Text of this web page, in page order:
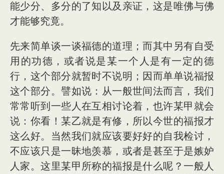
能少分、多分的了知以及亲证，这是唯佛与佛
才能够究竟。
先来简单谈一谈福德的道理；而其中另有自受
用的功德，或者说是某一个人是有一定的德
行，这个部分就暂时不说明；因而单单说福报
这个部分。譬如说：从一般世间法而言，我们
常常听到一些人在互相讨论着，也许某甲就会
说：你看！某乙就是有修，所以今世的福报才
这么好。当然我们就应该要好好的自我检讨，
不应该只是一昧地羡慕，或者是甚至于是嫉妒
人家。这里某甲所称的福报是什么呢？一般人